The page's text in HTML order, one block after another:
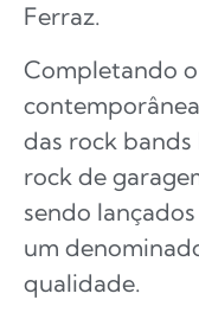
Ferraz.
Completando o
das rock
rock de
sendo
um
qualidade.